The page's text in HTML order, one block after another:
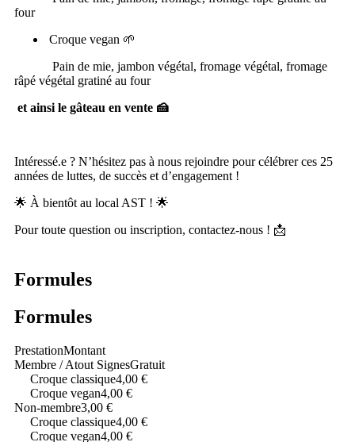
four
Croque vegan 🌱
Pain de mie, jambon végétal, fromage végétal, fromage
râpé végétal gratiné au four
et ainsi le gâteau en vente 🍰
Intéressé.e ? N’hésitez pas à nous rejoindre pour célébrer ces 25
années de luttes, de succès et d’engagement !
🌟 À bientôt au local AST ! 🌟
Pour toute question ou inscription, contactez-nous ! 📩
Formules
Formules
PrestationMontant
Membre / Atout SignesGratuit
Croque classique4,00 €
Croque vegan4,00 €
Non-membre3,00 €
Croque classique4,00 €
Croque vegan4,00 €